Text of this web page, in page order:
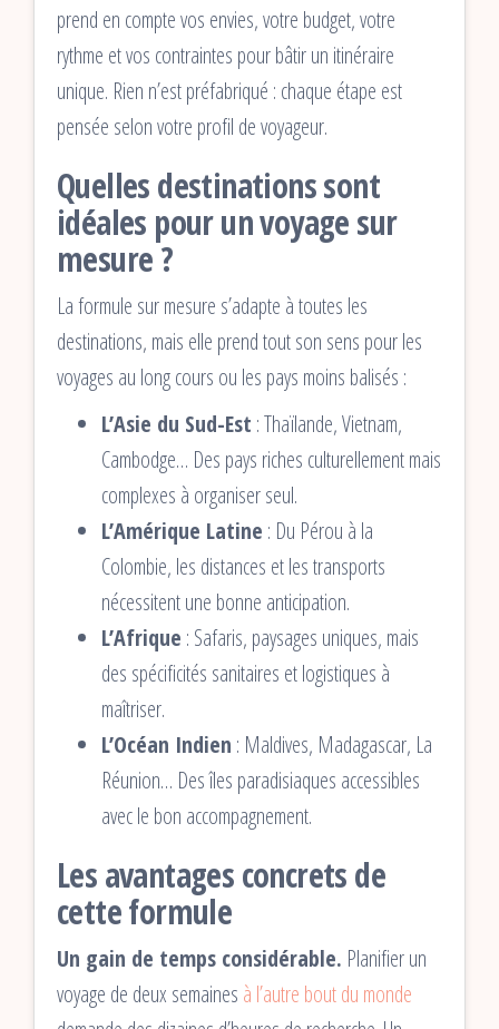
prend en compte vos envies, votre budget, votre
rythme et vos contraintes pour bâtir un itinéraire
unique. Rien n’est préfabriqué : chaque étape est
pensée selon votre profil de voyageur.
Quelles destinations sont
idéales pour un voyage sur
mesure ?
La formule sur mesure s’adapte à toutes les
destinations, mais elle prend tout son sens pour les
voyages au long cours ou les pays moins balisés :
L’Asie du Sud-Est : Thaïlande, Vietnam,
Cambodge… Des pays riches culturellement mais
complexes à organiser seul.
L’Amérique Latine : Du Pérou à la
Colombie, les distances et les transports
nécessitent une bonne anticipation.
L’Afrique : Safaris, paysages uniques, mais
des spécificités sanitaires et logistiques à
maîtriser.
L’Océan Indien : Maldives, Madagascar, La
Réunion… Des îles paradisiaques accessibles
avec le bon accompagnement.
Les avantages concrets de
cette formule
Un gain de temps considérable. Planifier un
voyage de deux semaines à l’autre bout du monde